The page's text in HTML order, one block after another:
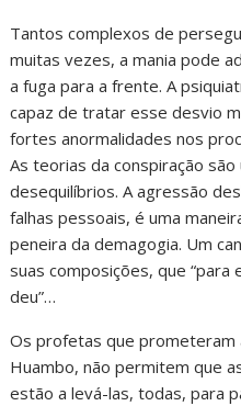
Tantos complexos de
muitas vezes, a mania pode
a fuga para a frente. A
capaz de tratar esse desvio
fortes anormalidades nos
As teorias da conspiração
desequilíbrios. A agressão
falhas pessoais, é uma
peneira da demagogia. Um
suas composições, que
deu”…
Os profetas que prometeram
Huambo, não permitem que
estão a levá-las, todas, para